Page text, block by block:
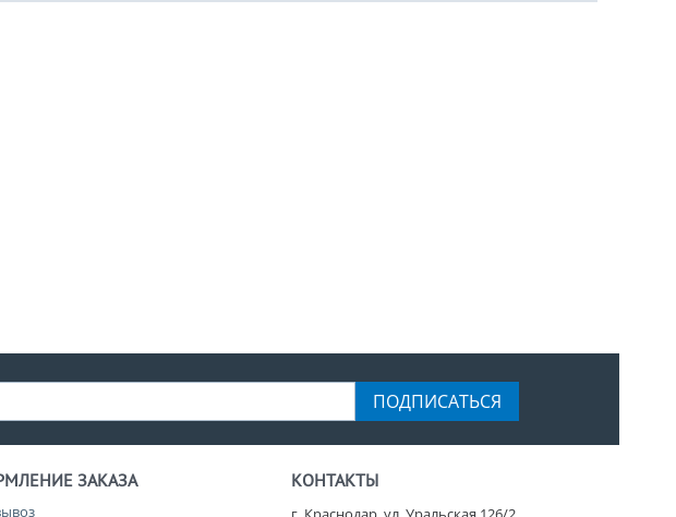
ПОДПИСАТЬСЯ
ЗАКАЗА КОНТАКТЫ